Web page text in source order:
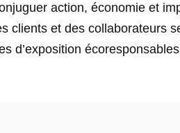
action, économie et
clients et des collaborateurs
d’exposition